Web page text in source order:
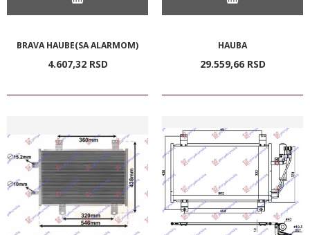
BRAVA HAUBE(SA ALARMOM)
4.607,32 RSD
HAUBA
29.559,66 RSD